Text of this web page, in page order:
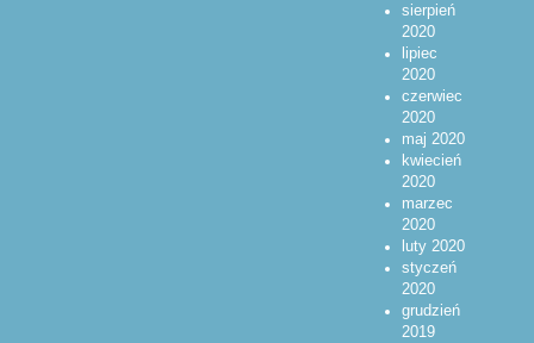
sierpień
2020
lipiec
2020
czerwiec
2020
maj 2020
kwiecień
2020
marzec
2020
luty 2020
styczeń
2020
grudzień
2019